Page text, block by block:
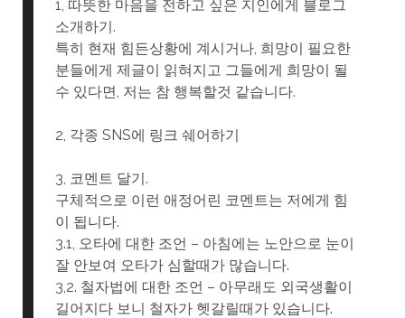
1, 따뜻한 마음을 전하고 싶은 지인에게 블로그
소개하기.
특히 현재 힘든상황에 계시거나, 희망이 필요한
분들에게 제글이 읽혀지고 그들에게 희망이 될
수 있다면, 저는 참 행복할것 같습니다.
2, 각종 SNS에 링크 쉐어하기
3, 코멘트 달기.
구체적으로 이런 애정어린 코멘트는 저에게 힘
이 됩니다.
3.1, 오타에 대한 조언 – 아침에는 노안으로 눈이
잘 안보여 오타가 심할때가 많습니다.
3,2. 철자법에 대한 조언 – 아무래도 외국생활이
길어지다 보니 철자가 헷갈릴때가 있습니다.